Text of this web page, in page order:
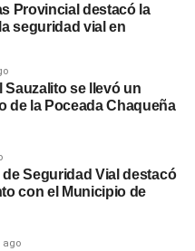
Provincial destacó la
seguridad vial en
Sauzalito se llevó un
de la Poceada Chaqueña
Seguridad Vial destacó
con el Municipio de
ago